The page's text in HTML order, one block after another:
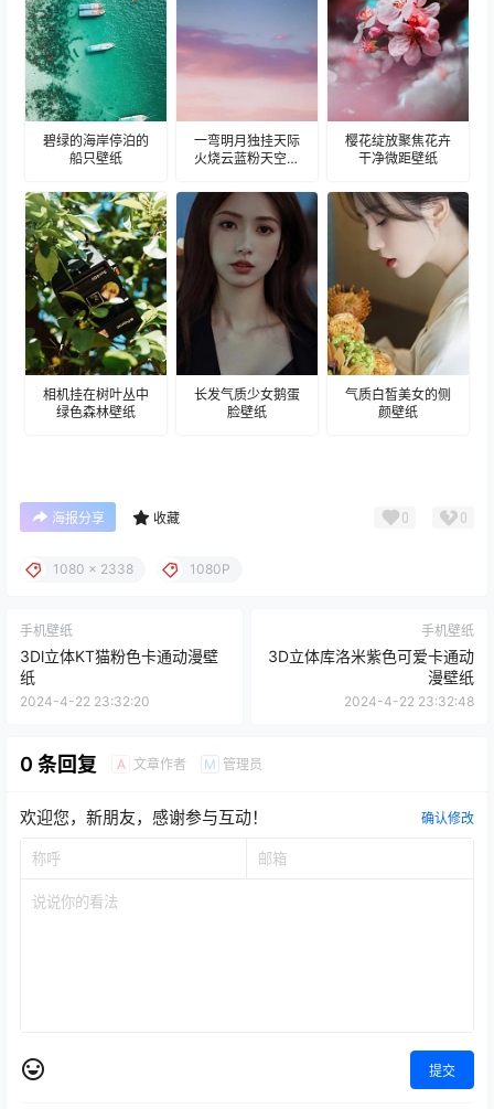
碧绿的海岸停泊的
船只壁纸
一弯明月独挂天际
火烧云蓝粉天空壁
樱花绽放聚焦花卉
干净微距壁纸
相机挂在树叶丛中
绿色森林壁纸
长发气质少女鹅蛋
脸壁纸
气质白皙美女的侧
颜壁纸
海报分享 收藏 0 0
1080 x 2338 1080P
手机壁纸
3Dl立体KT猫粉色卡通动漫壁
纸
2024-4-22 23:32:20
手机壁纸
3D立体库洛米紫色可爱卡通动
漫壁纸
2024-4-22 23:32:48
0 条回复 A 文章作者 M 管理员
欢迎您，新朋友，感谢参与互动！ 确认修改
提交